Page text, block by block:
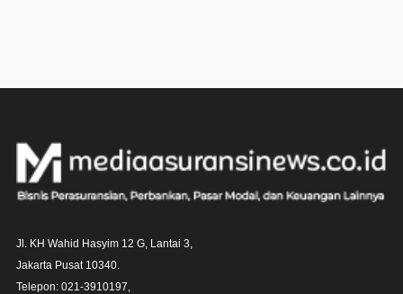
Jl. KH Wahid Hasyim 12 G, Lantai 3,
Jakarta Pusat 10340.
Telepon: 021-3910197,